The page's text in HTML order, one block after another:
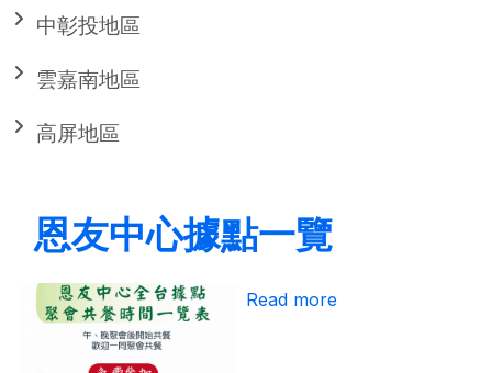
中彰投地區
雲嘉南地區
高屏地區
恩友中心據點一覽
Read moreabout 恩友中心據